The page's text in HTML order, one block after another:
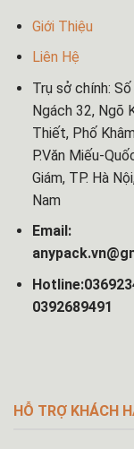
Giới Thiệu
Liên Hệ
Trụ sở chính: Số
Ngách 32, Ngõ
Thiết, Phố
P.Văn Miếu-
Giám, TP. Hà
Nam
Email:
0392689491
HỖ TRỢ KHÁCH